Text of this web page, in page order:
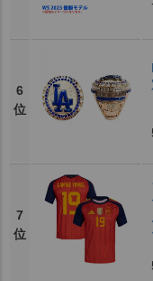
6
位
7
位